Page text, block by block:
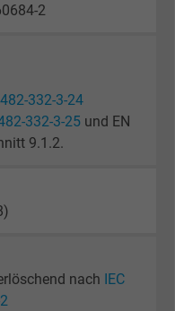
2
332-3-24
332-3-25 und EN
9.1.2.
nach IEC